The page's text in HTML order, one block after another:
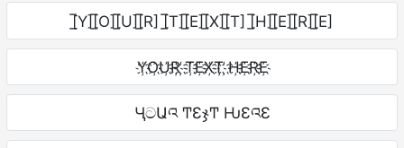
[̲̅Y][̲̅O][̲̅U][̲̅R] [̲̅T][̲̅E][̲̅X][̲̅T] [̲̅H][̲̅E][̲̅R][̲̅E]
Y҉O҉U҉R҉ ҉T҉E҉X҉T҉ ҉H҉E҉R҉E҉
ӋටԱའ ͲƐჯͲ ǶƐའƐ